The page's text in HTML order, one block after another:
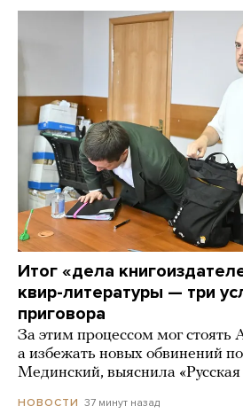
Итог «дела
квир-литературы — три
приговора
За этим процессом мог стоять
а избежать новых обвинений
Мединский, выяснила
НОВОСТИ 37 минут назад